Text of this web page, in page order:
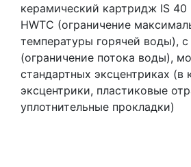
керамический картридж IS
HWTC (ограничение
температуры горячей воды),
(ограничение потока воды),
стандартных эксцентриках (в
эксцентрики, пластиковые
уплотнительные прокладки)